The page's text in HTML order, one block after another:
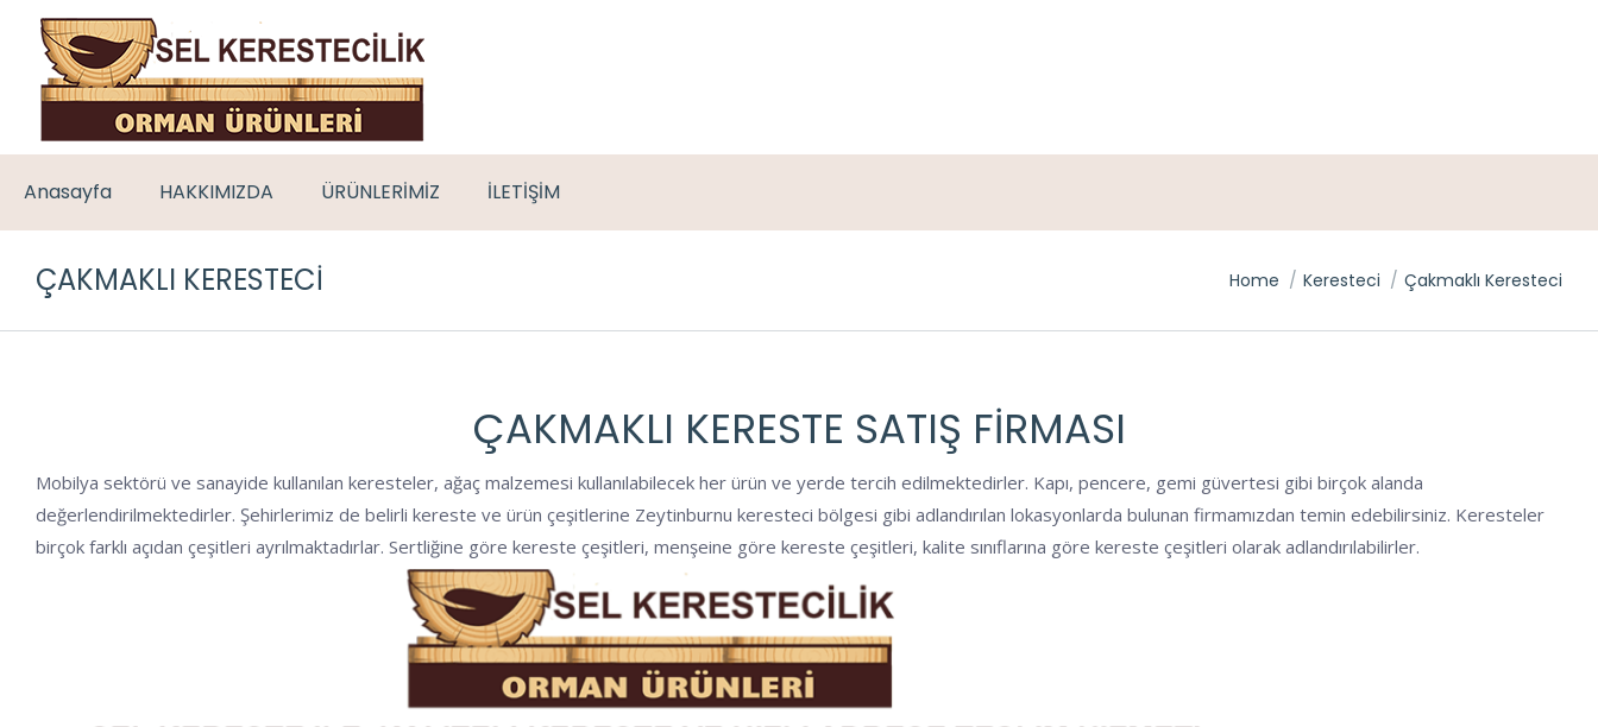
Anasayfa HAKKIMIZDA ÜRÜNLERİMİZ İLETİŞİM
ÇAKMAKLI KERESTECI You are here:
Home Keresteci Çakmaklı Keresteci
ÇAKMAKLI KERESTE SATIŞ FIRMASI
Mobilya sektörü ve sanayide kullanılan keresteler, ağaç malzemesi kullanılabilecek her ürün ve yerde tercih edilmektedirler. Kapı, pencere, gemi güvertesi gibi birçok alanda
değerlendirilmektedirler. Şehirlerimiz de belirli kereste ve ürün çeşitlerine Zeytinburnu keresteci bölgesi gibi adlandırılan lokasyonlarda bulunan firmamızdan temin edebilirsiniz. Keresteler
birçok farklı açıdan çeşitleri ayrılmaktadırlar. Sertliğine göre kereste çeşitleri, menşeine göre kereste çeşitleri, kalite sınıflarına göre kereste çeşitleri olarak adlandırılabilirler.